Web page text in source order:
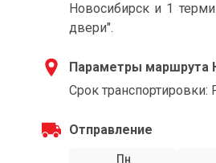
Новосибирск и 1
двери".
Параметры маршрута
Срок транспортировки:
Отправление
Пн